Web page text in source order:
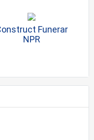
Funerar
NPR